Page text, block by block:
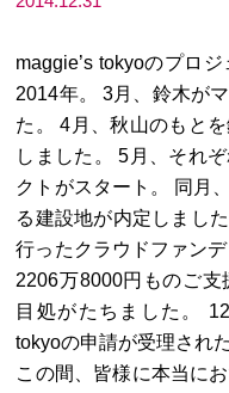
maggie’s tokyoのプロ
2014年。 3月、鈴木が
た。 4月、秋山のもと
しました。 5月、それ
クトがスタート。 同月
る建設地が内定しまし
行ったクラウドファン
2206万8000円ものご
目処がたちました。
tokyoの申請が受理され
この間、皆様に本当に